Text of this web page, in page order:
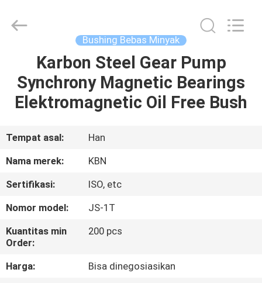
RUMAH
PRODUK
TENTANG
KAMI
TUR
PABRIK
KONTROL
KUALITAS
Bushing Bebas Minyak
Karbon Steel Gear Pump
Synchrony Magnetic Bearings
Elektromagnetic Oil Free Bush
Tempat asal:
Han
Nama merek:
KBN
Sertifikasi:
ISO, etc
Nomor model:
JS-1T
Kuantitas min
Order:
200 pcs
Harga:
Bisa dinegosiasikan